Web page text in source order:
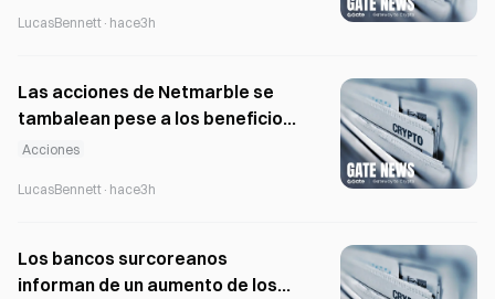
LucasBennett · hace3h
Las acciones de Netmarble se
tambalean pese a los beneficios
del segundo trimestre, mientras
nuevos juegos
Acciones
LucasBennett · hace3h
Los bancos surcoreanos
informan de un aumento de los